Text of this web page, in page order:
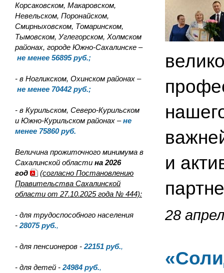
Корсаковском, Макаровском,
Невельском, Поронайском,
Смирныховском, Томаринском,
Тымовском, Углегорском, Холмском
районах, городе Южно-Сахалинске –
не менее 56895 руб.;
- в Ногликском, Охинском районах –
не менее 70442 руб.;
- в Курильском, Северо-Курильском
и Южно-Курильском районах – не
менее 75860 руб.
Величина прожиточного минимума в
Сахалинской области на 2026
год
(согласно Постановлению
Правительства Сахалинской
области от 27.10.2025 года № 444):
- для трудоспособного населения
- 28075руб.,
- для пенсионеров - 22151 руб.,
- для детей - 24984 руб.,
и
28